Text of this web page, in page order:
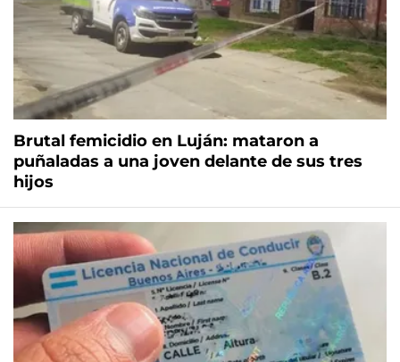
Brutal femicidio en Luján: mataron a
puñaladas a una joven delante de sus tres
hijos